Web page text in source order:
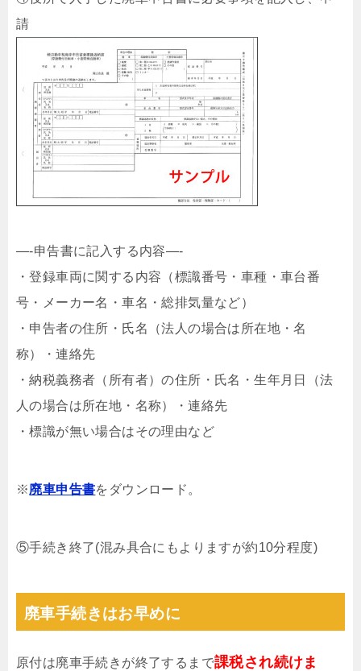
請
—-申告書に記入する内容—-
・登録車両に関する内容（標識番号・車種・車台番
号・メーカー名・車名・総排気量など）
・申告者の住所・氏名（法人の場合は所在地・名
称）・連絡先
・納税義務者（所有者）の住所・氏名・生年月日（法
人の場合は所在地・名称）・連絡先
・標識が無い場合はその理由など
※廃車申告書をダウンロード。
⑤手続き終了(混み具合にもよりますが約10分程度)
廃車手続きはお早めに
原付は廃車手続きが終了するまで課税され続けま